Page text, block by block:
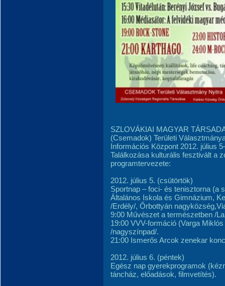
SZLOVÁKIAI MAGYAR
(Csemadok) Területi
Információs Központ 2012. július
Találkozása kulturális fesztivált a
programtervezete:
2012. július 5. (csütörtök)
Sportnap – foci- és tenisztorna (a
Általános Iskola és Gimnázium,
/Erdély/, Őrbottyán
9:00 Művészet a természetben /
19:00 VVV-formáció (Varga
/nagyszínpad/.
21:00 Ismerős Arcok zenekar
2012. július 6. (péntek)
Egész nap gyerekprogramok
táncház, előadások, filmvetítés).